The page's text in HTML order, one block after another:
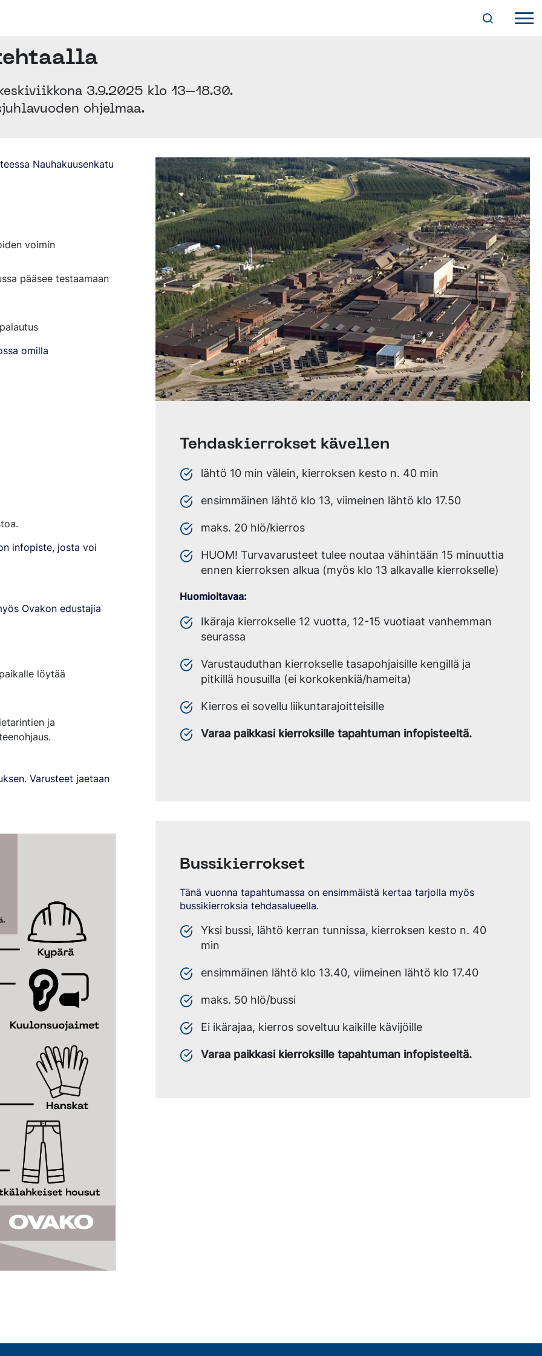
3.9.2025 klo 13–18.30.
ohjelmaa.
Nauhakuusenkatu
voimin
pääsee testaamaan
omilla
infopiste, josta voi
Ovakon edustajia
löytää
ja
Varusteet jaetaan
Tehdaskierrokset kävellen
lähtö 10 min välein, kierroksen kesto n. 40 min
ensimmäinen lähtö klo 13, viimeinen lähtö klo 17.50
maks. 20 hlö/kierros
HUOM! Turvavarusteet tulee noutaa vähintään 15 minuuttia
ennen kierroksen alkua (myös klo 13 alkavalle kierrokselle)
Huomioitavaa:
Ikäraja kierrokselle 12 vuotta, 12-15 vuotiaat vanhemman
seurassa
Varustauduthan kierrokselle tasapohjaisille kengillä ja
pitkillä housuilla (ei korkokenkiä/hameita)
Kierros ei sovellu liikuntarajoitteisille
Varaa paikkasi kierroksille tapahtuman infopisteeltä.
Bussikierrokset
Tänä vuonna tapahtumassa on ensimmäistä kertaa tarjolla myös
bussikierroksia tehdasalueella.
Yksi bussi, lähtö kerran tunnissa, kierroksen kesto n. 40
min
ensimmäinen lähtö klo 13.40, viimeinen lähtö klo 17.40
maks. 50 hlö/bussi
Ei ikärajaa, kierros soveltuu kaikille kävijöille
Varaa paikkasi kierroksille tapahtuman infopisteeltä.